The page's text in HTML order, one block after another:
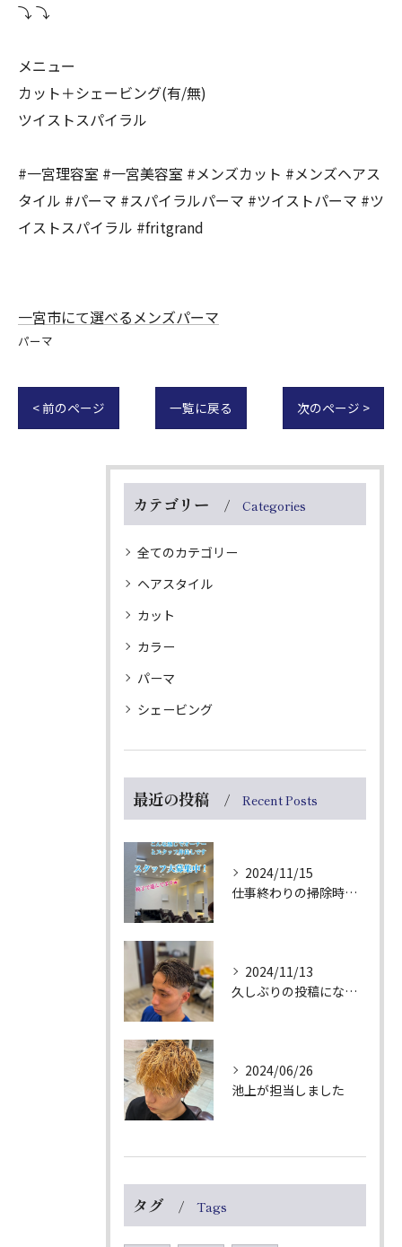
⤵︎ ⤵︎
メニュー
カット＋シェービング(有/無)
ツイストスパイラル
#一宮理容室 #一宮美容室 #メンズカット #メンズヘアス
タイル #パーマ #スパイラルパーマ #ツイストパーマ #ツ
イストスパイラル #fritgrand
一宮市にて選べるメンズパーマ
パーマ
< 前のページ 一覧に戻る 次のページ >
カテゴリー Categories
全てのカテゴリー
ヘアスタイル
カット
カラー
パーマ
シェービング
最近の投稿 Recent Posts
2024/11/15
仕事終わりの掃除時間🧹(サボり
2024/11/13
久しぶりの投稿になります🙇‍♂️
2024/06/26
池上が担当しました
タグ Tags